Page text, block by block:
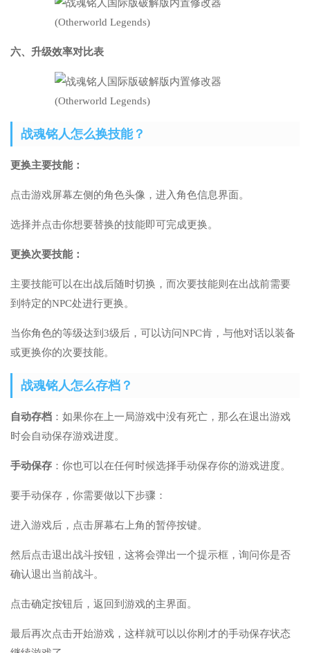
六、升级效率对比表
战魂铭人怎么换技能？
更换主要技能：
点击游戏屏幕左侧的角色头像，进入角色信息界面。
选择并点击你想要替换的技能即可完成更换。
更换次要技能：
主要技能可以在出战后随时切换，而次要技能则在出战前需要
到特定的NPC处进行更换。
当你角色的等级达到3级后，可以访问NPC肯，与他对话以装备
或更换你的次要技能。
战魂铭人怎么存档？
自动存档 ：如果你在上一局游戏中没有死亡，那么在退出游戏
时会自动保存游戏进度。
手动保存 ：你也可以在任何时候选择手动保存你的游戏进度。
要手动保存，你需要做以下步骤：
进入游戏后，点击屏幕右上角的暂停按键。
然后点击退出战斗按钮，这将会弹出一个提示框，询问你是否
确认退出当前战斗。
点击确定按钮后，返回到游戏的主界面。
最后再次点击开始游戏，这样就可以以你刚才的手动保存状态